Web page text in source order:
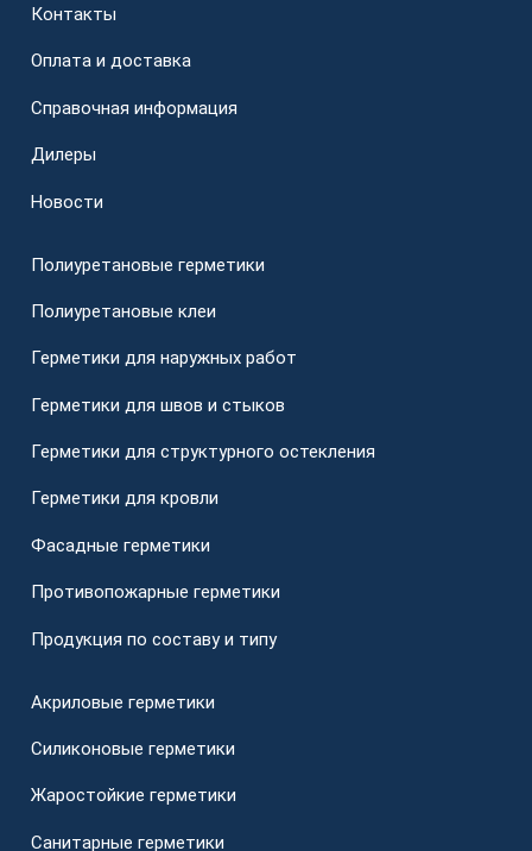
Контакты
Оплата и доставка
Справочная информация
Дилеры
Новости
Полиуретановые герметики
Полиуретановые клеи
Герметики для наружных работ
Герметики для швов и стыков
Герметики для структурного остекления
Герметики для кровли
Фасадные герметики
Противопожарные герметики
Продукция по составу и типу
Акриловые герметики
Силиконовые герметики
Жаростойкие герметики
Санитарные герметики